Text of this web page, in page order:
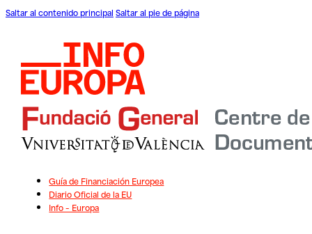
Saltar al contenido principal Saltar al pie de página
Guía de Financiación Europea
Diario Oficial de la EU
Info – Europa